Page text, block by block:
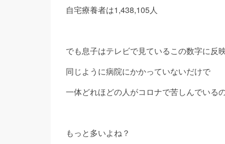
自宅療養者は1,438,105人
でも息子はテレビで見ているこの数字に反
同じように病院にかかっていないだけで
一体どれほどの人がコロナで苦しんでいる
もっと多いよね？